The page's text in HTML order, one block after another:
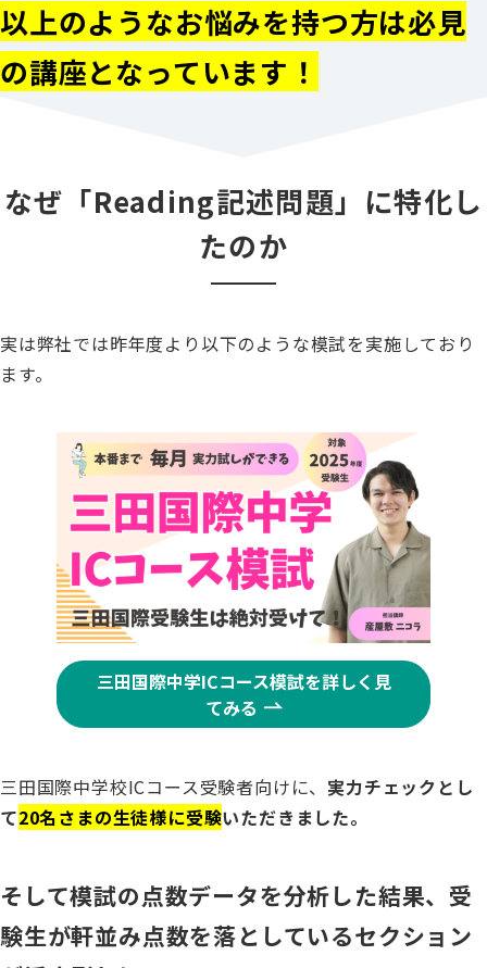
以上のようなお悩みを持つ方は必見
の講座となっています！
なぜ「Reading記述問題」に特化し
たのか
実は弊社では昨年度より以下のような模試を実施しており
ます。
三田国際中学ICコース模試を詳しく見
てみる
三田国際中学校ICコース受験者向けに、 実力チェックとし
て20名さまの生徒様に受験いただきました。
そして模試の点数データを分析した結果、受
験生が軒並み点数を落としているセクション